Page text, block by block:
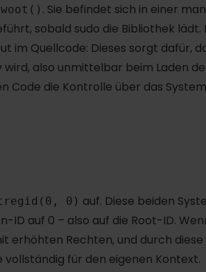
woot() . Sie befindet sich in einer
sobald sudo die Bibliothek lädt.
Quellcode: Dieses sorgt dafür,
also unmittelbar beim Laden
Code die Kontrolle über das
0) auf. Diese beiden
auf 0 – also auf die Root-ID.
erhöhten Rechten, und durch diese
für den eigenen Kontext.